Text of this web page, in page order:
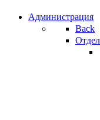
Администрация
Back